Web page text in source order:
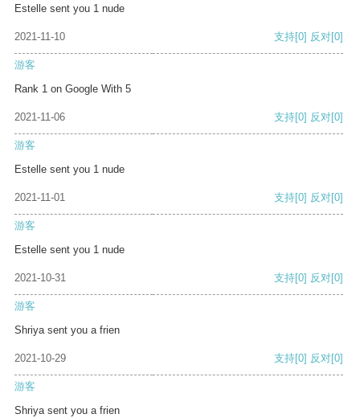
Estelle sent you 1 nude
2021-11-10 支持[0] 反对[0]
游客
Rank 1 on Google With 5
2021-11-06 支持[0] 反对[0]
游客
Estelle sent you 1 nude
2021-11-01 支持[0] 反对[0]
游客
Estelle sent you 1 nude
2021-10-31 支持[0] 反对[0]
游客
Shriya sent you a frien
2021-10-29 支持[0] 反对[0]
游客
Shriya sent you a frien